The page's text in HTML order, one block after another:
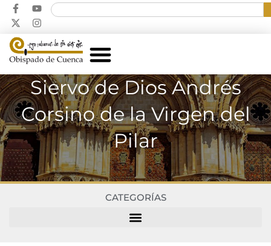
Siervo de Dios Andrés
Corsino de la Virgen del
Pilar
CATEGORÍAS